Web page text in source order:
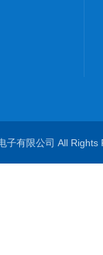
子有限公司 All